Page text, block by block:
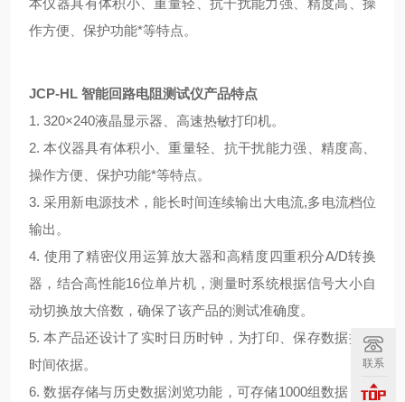
本仪器具有体积小、重量轻、抗干扰能力强、精度高、操
作方便、保护功能*等特点。
JCP-HL 智能回路电阻测试仪产品特点
1. 320×240液晶显示器、高速热敏打印机。
2. 本仪器具有体积小、重量轻、抗干扰能力强、精度高、
操作方便、保护功能*等特点。
3. 采用新电源技术，能长时间连续输出大电流,多电流档位
输出。
4. 使用了精密仪用运算放大器和高精度四重积分A/D转换
器，结合高性能16位单片机，测量时系统根据信号大小自
动切换放大倍数，确保了该产品的测试准确度。
5. 本产品还设计了实时日历时钟，为打印、保存数据提供
时间依据。
6. 数据存储与历史数据浏览功能，可存储1000组数据，并
联系